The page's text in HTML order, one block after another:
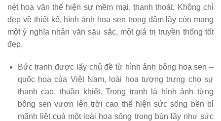
nét hoa văn thể hiện sự mềm mại, thanh thoát. Không chỉ
đẹp về thiết kế, hình ảnh hoa sen trong đầm lầy còn mang
một ý nghĩa nhân văn său sắc, một giá trị truyền thống tốt
đẹp.
Bức tranh được lấy chủ đề từ hình ảnh bông hoa sen –
quốc hoa của Việt Nam, loài hoa tượng trưng cho sự
thanh cao, thuần khiết. Trong tranh là hình ảnh từng
bông sen vươn lên trời cao thể hiện sức sống bền bỉ
mãnh liệt cuả một loài hoa sống trong bùn lầy như sức